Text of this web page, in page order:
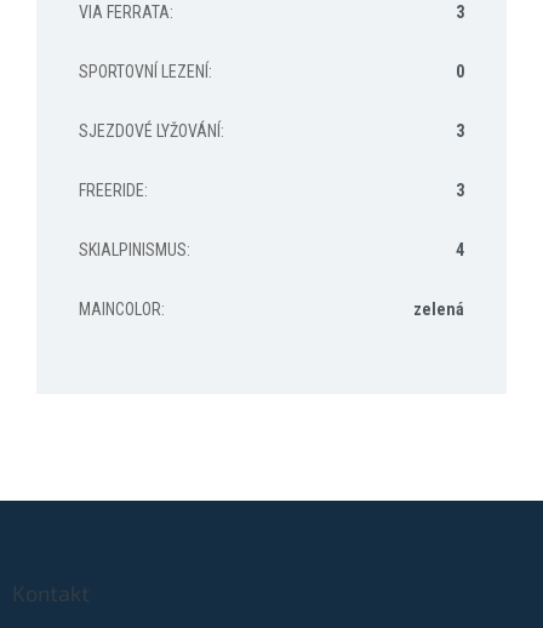
VIA FERRATA: 3
SPORTOVNÍ LEZENÍ : 0
SJEZDOVÉ LYŽOVÁNÍ : 3
FREERIDE: 3
SKIALPINISMUS: 4
MAINCOLOR: zelená
Kontakt